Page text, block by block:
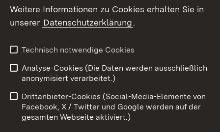
X / Twitter
Youtube
Impressum
Kontakt
Barrierefreiheit
Datenschutz
Cookies
Weitere Informationen zu Cookies erhalten Sie in
unserer Datenschutzerklärung.
Technisch notwendige Cookies
Analyse-Cookies (Die Daten werden ausschließlich
anonymisiert verarbeitet.)
Drittanbieter-Cookies (Social-Media-Elemente von
Facebook, X / Twitter und Google werden auf der
gesamten Webseite aktiviert.)